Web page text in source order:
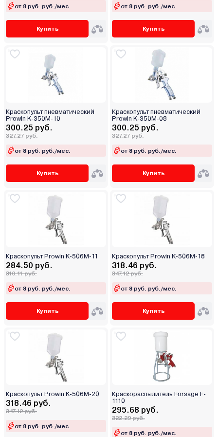
от 8 руб. руб./мес.
Купить
от 8 руб. руб./мес.
Купить
Краскопульт пневматический
Prowin K-350M-10
300.25 руб.
327.27 руб.
от 8 руб. руб./мес.
Купить
Краскопульт пневматический
Prowin K-350M-08
300.25 руб.
327.27 руб.
от 8 руб. руб./мес.
Купить
Краскопульт Prowin K-506M-11
284.50 руб.
310.11 руб.
от 8 руб. руб./мес.
Купить
Краскопульт Prowin K-506M-18
318.46 руб.
347.12 руб.
от 8 руб. руб./мес.
Купить
Краскопульт Prowin K-506M-20
318.46 руб.
347.12 руб.
от 8 руб. руб./мес.
Краскораспылитель Forsage F-
1110
295.68 руб.
322.29 руб.
от 8 руб. руб./мес.